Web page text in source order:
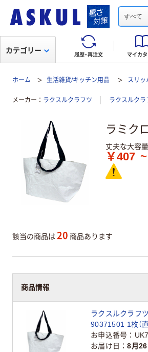
すべて
履歴・再注文 マイカ
カテゴリー
ホーム 生活雑貨/キッチン用品 スリッ
メーカー ラクスルクラフツ ラクスルクラ
ラミク
丈夫な大容
￥407 ~
該当の商品は 20 商品あります
商品情報
ラクスルクラフ
90371501 1枚（直
お申込番号
お届け日
8月26